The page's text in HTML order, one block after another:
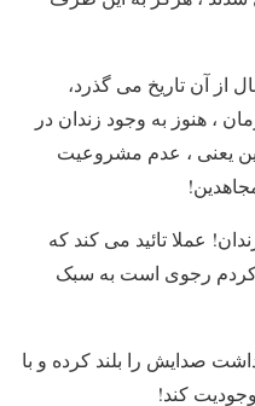
از آن تاریخ می گذرد،
، هنوز به وجود زندان در
یعنی ، عدم مشروعیت
عملا تائید می کند که
رجوی است به سبک
صدایش را بلند کرده و با
کند!